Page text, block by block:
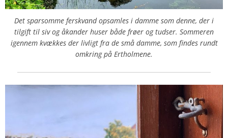
Det sparsomme ferskvand opsamles i damme som denne, der i
tilgift til siv og åkander huser både frøer og tudser. Sommeren
igennem kvækkes der livligt fra de små damme, som findes rundt
omkring på Ertholmene.